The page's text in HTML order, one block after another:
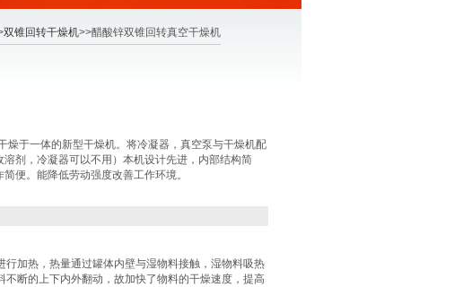
双锥回转干燥机>>醋酸锌双锥回转真空干燥机
燥于一体的新型干燥机。将冷凝器，真空泵与干燥机配
剂，冷凝器可以不用）本机设计先进，内部结构简
便。能降低劳动强度改善工作环境。
加热，热量通过罐体内壁与湿物料接触，湿物料吸热
断的上下内外翻动，故加快了物料的干燥速度，提高